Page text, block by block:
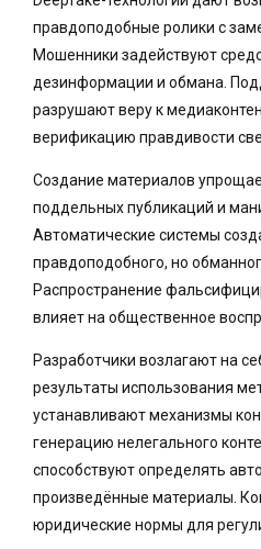
правдоподобные ролики с
Мошенники задействуют
дезинформации и обмана.
разрушают веру к
верификацию правдивости
Создание материалов
поддельных публикаций и
Автоматические системы
правдоподобного, но
Распространение
влияет на общественное
Разработчики возлагают на
результаты использования
устанавливают механизмы
генерацию нелегального
способствуют определять
произведённые материалы.
юридические нормы для